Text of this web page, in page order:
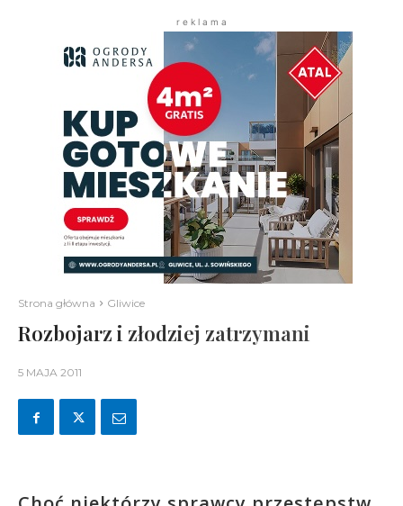
r e k l a m a
Strona główna Gliwice
Rozbojarz i złodziej zatrzymani
5 MAJA 2011